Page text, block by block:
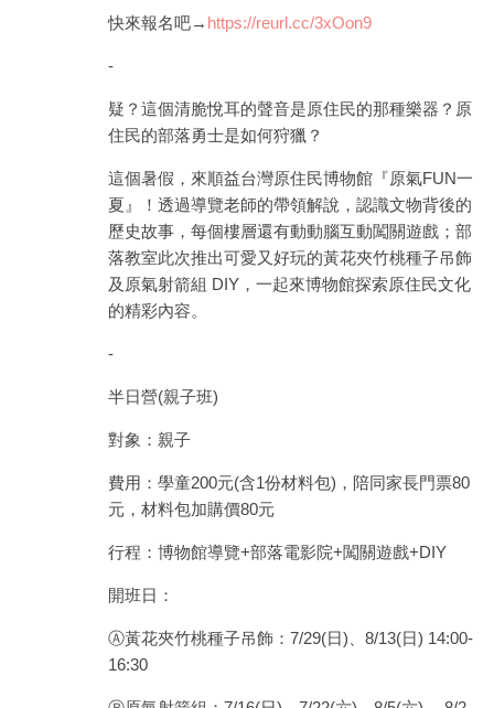
快來報名吧→ https://reurl.cc/3xOon9
-
疑？這個清脆悅耳的聲音是原住民的那種樂器？原
住民的部落勇士是如何狩獵？
這個暑假，來順益台灣原住民博物館『原氣FUN一
夏』！透過導覽老師的帶領解說，認識文物背後的
歷史故事，每個樓層還有動動腦互動闖關遊戲；部
落教室此次推出可愛又好玩的黃花夾竹桃種子吊飾
及原氣射箭組 DIY，一起來博物館探索原住民文化
的精彩內容。
-
半日營(親子班)
對象：親子
費用：學童200元(含1份材料包)，陪同家長門票80
元，材料包加購價80元
行程：博物館導覽+部落電影院+闖關遊戲+DIY
開班日：
Ⓐ黃花夾竹桃種子吊飾：7/29(日)、8/13(日) 14:00-
16:30